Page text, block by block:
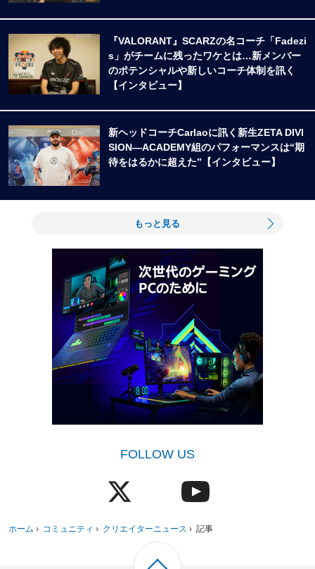
『VALORANT』SCARZの名コーチ「Fadezi
s」がチームに残ったワケとは…新メンバー
のポテンシャルや新しいコーチ体制を訊く
【インタビュー】
新ヘッドコーチCarlaoに訊く新生ZETA DIVI
SION―ACADEMY組のパフォーマンスは“期
待をはるかに超えた”【インタビュー】
もっと見る
FOLLOW US
ホーム › コミュニティ › クリエイターニュース › 記事